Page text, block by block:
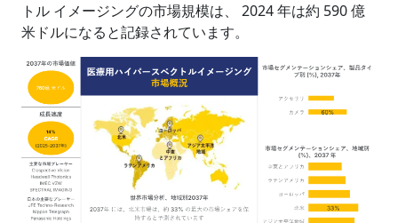
トル イメージングの市場規模は、 2024 年は約 590 億
米ドルになると記録されています。